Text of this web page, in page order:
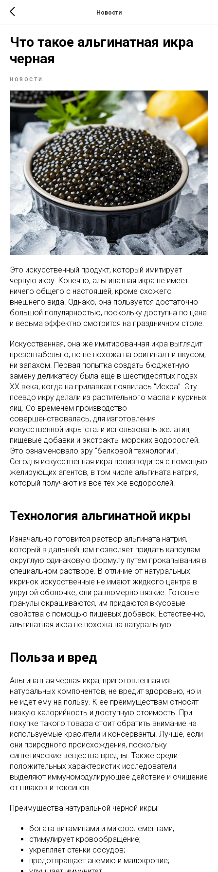
Новости
Что такое альгинатная икра
черная
НОВОСТИ
Это искусственный продукт, который имитирует
черную икру. Конечно, альгинатная икра не имеет
ничего общего с настоящей, кроме схожего
внешнего вида. Однако, она пользуется достаточно
большой популярностью, поскольку доступна по цене
и весьма эффектно смотрится на праздничном столе.
Искусственная, она же имитированная икра выглядит
презентабельно, но не похожа на оригинал ни вкусом,
ни запахом. Первая попытка создать бюджетную
замену деликатесу была еще в шестидесятых годах
XX века, когда на прилавках появилась “Искра”. Эту
псевдо икру делали из растительного масла и куриных
яиц. Со временем производство
совершенствовалась, для изготовления
искусственной икры стали использовать желатин,
пищевые добавки и экстракты морских водорослей.
Это ознаменовало эру “белковой технологии”.
Сегодня искусственная икра производится с помощью
желирующих агентов, в том числе альгината натрия,
который получают из все тех же водорослей.
Технология альгинатной икры
Изначально готовится раствор альгината натрия,
который в дальнейшем позволяет придать капсулам
округлую одинаковую формулу путем прокапывания в
специальном растворе. В отличие от натуральных
икринок искусственные не имеют жидкого центра в
упругой оболочке, они равномерно вязкие. Готовые
гранулы окрашиваются, им придаются вкусовые
свойства с помощью пищевых добавок. Естественно,
альгинатная икра не похожа на натуральную.
Польза и вред
Альгинатная черная икра, приготовленная из
натуральных компонентов, не вредит здоровью, но и
не идет ему на пользу. К ее преимуществам относят
низкую калорийность и доступную стоимость. При
покупке такого товара стоит обратить внимание на
используемые красители и консерванты. Лучше, если
они природного происхождения, поскольку
синтетические вещества вредны. Также среди
положительных характеристик исследователи
выделяют иммуномодулирующее действие и очищение
от шлаков и токсинов.
Преимущества натуральной черной икры:
богата витаминами и микроэлементами;
стимулирует кровообращение;
укрепляет стенки сосудов;
предотвращает анемию и малокровие;